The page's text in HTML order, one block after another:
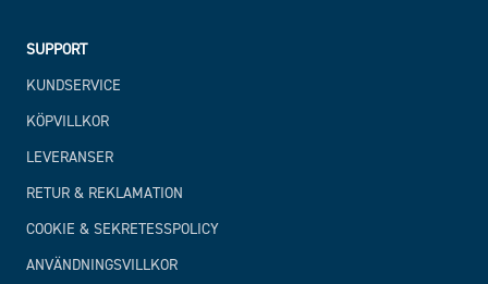
SUPPORT
KUNDSERVICE
KÖPVILLKOR
LEVERANSER
RETUR & REKLAMATION
COOKIE & SEKRETESSPOLICY
ANVÄNDNINGSVILLKOR